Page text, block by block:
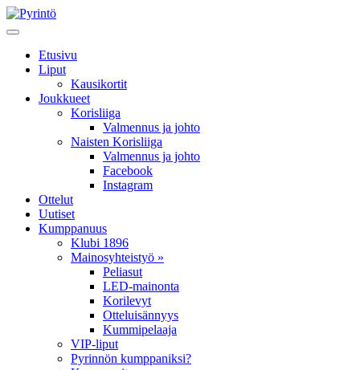
Etusivu
Liput
Kausikortit
Joukkueet
Korisliiga
Valmennus ja johto
Naisten Korisliiga
Valmennus ja johto
Facebook
Instagram
Ottelut
Uutiset
Kumppanuus
Klubi 1896
Mainosyhteistyö »
Peliasut
LED-mainonta
Korilevyt
Otteluisännyys
Kummipelaaja
VIP-liput
Pyrinnön kumppaniksi?